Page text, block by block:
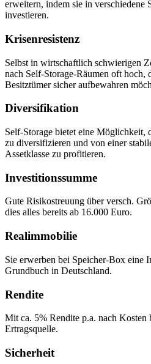
erweitern, indem sie in verschiedene
investieren.
Krisenresistenz
Selbst in wirtschaftlich schwierigen
nach Self-Storage-Räumen oft hoch,
Besitztümer sicher aufbewahren
Diversifikation
Self-Storage bietet eine Möglichkeit,
zu diversifizieren und von einer
Assetklasse zu profitieren.
Investitionssumme
Gute Risikostreuung über versch.
dies alles bereits ab 16.000 Euro.
Realimmobilie
Sie erwerben bei Speicher-Box eine
Grundbuch in Deutschland.
Rendite
Mit ca. 5% Rendite p.a. nach Kosten
Ertragsquelle.
Sicherheit